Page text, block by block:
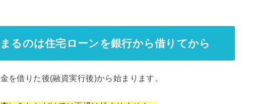
るのは住宅ローンを銀行から借りてから
を借りた後(融資実行後)から始まります。